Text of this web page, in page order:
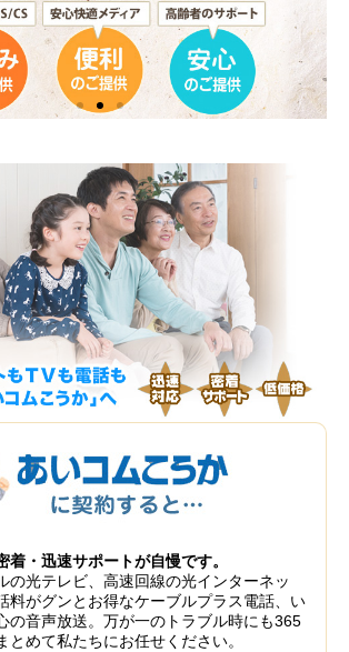
着・迅速サポートが自慢です。
の光テレビ、高速回線の光インターネッ
料がグンとお得なケーブルプラス電話、い
の音声放送。万が一のトラブル時にも365
とめて私たちにお任せください。